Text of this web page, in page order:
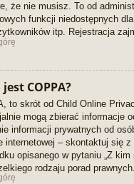
że nie musisz. To od
funkcji niedostępnych
itp. Rejestracja
COPPA?
to skrót od Child Online
mogą zbierać informacje
informacji prywatnych od
internetowej – skontaktuj się
opisanego w pytaniu „Z
rodzaju porad prawnych.